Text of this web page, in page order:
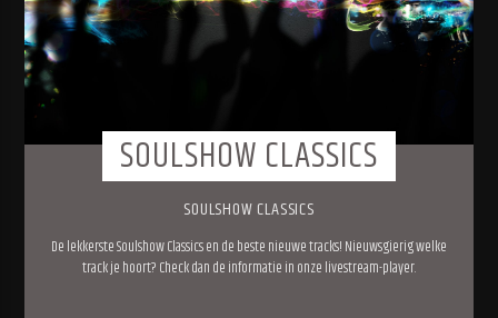
SOULSHOW CLASSICS
SOULSHOW CLASSICS
De lekkerste Soulshow Classics en de beste nieuwe tracks! Nieuwsgierig welke
track je hoort? Check dan de informatie in onze livestream-player.